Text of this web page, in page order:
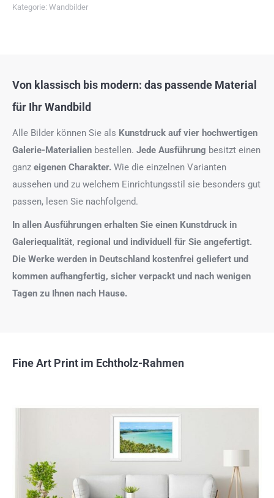
Kategorie: Wandbilder
Von klassisch bis modern: das passende Material
für Ihr Wandbild
Alle Bilder können Sie als Kunstdruck auf vier hochwertigen
Galerie-Materialien bestellen. Jede Ausführung besitzt einen
ganz eigenen Charakter. Wie die einzelnen Varianten
aussehen und zu welchem Einrichtungsstil sie besonders gut
passen, lesen Sie nachfolgend.
In allen Ausführungen erhalten Sie einen Kunstdruck in
Galeriequalität, regional und individuell für Sie angefertigt.
Die Werke werden in Deutschland kostenfrei geliefert und
kommen aufhangfertig, sicher verpackt und nach wenigen
Tagen zu Ihnen nach Hause.
Fine Art Print im Echtholz-Rahmen